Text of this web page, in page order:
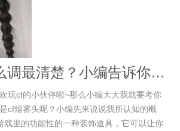
cf烟雾头怎么调最清楚？小编告诉你win10怎么调烟雾头
玩cf的小伙伴啦~那么小编大大我就要考你
cf烟雾头呢？小编先来说说我所认知的概
戏里的功能性的一种装饰道具，它可以让你